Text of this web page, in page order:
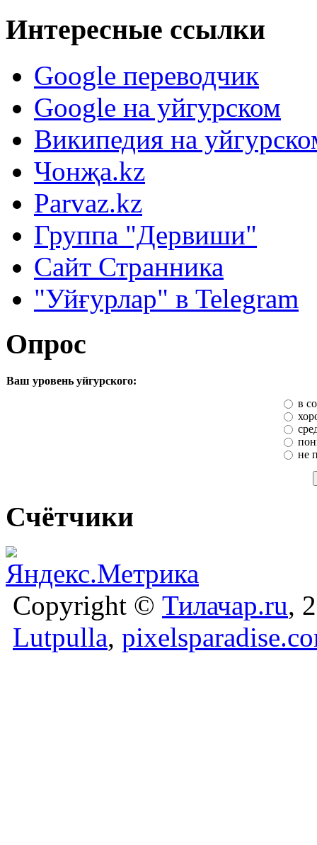
Интересные ссылки
Google переводчик
Google на уйгурском
Википедия на
Чонҗа.kz
Parvaz.kz
Группа "Дервиши"
Сайт Странника
"Уйғурлар" в Telegram
Опрос
Ваш уровень уйгурского:
в
не
Счётчики
Copyright © Тилачар.ru,
Lutpulla,